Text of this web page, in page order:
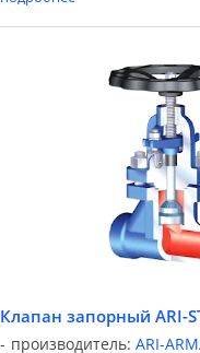
Применение: Области
Клапан запорный ARI-
производитель: ARI-